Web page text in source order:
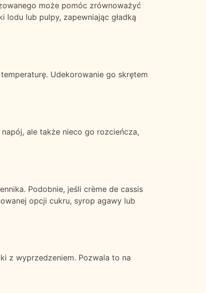
może pomóc zrównoważyć
lodu lub pulpy, zapewniając gładką
Udekorowanie go skrętem
ale także nieco go rozcieńcza,
Podobnie, jeśli crème de cassis
opcji cukru, syrop agawy lub
z wyprzedzeniem. Pozwala to na